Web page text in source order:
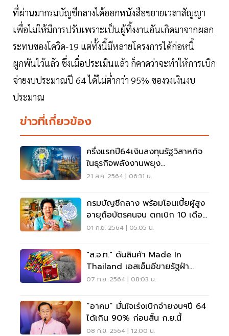
ที่ผ่านมากรมบัญชีกลางได้ออกหนังสือขยายเวลาสัญญา
เพื่อไม่ให้มีการปรับเพราะเป็นผู้ทิ้งงานอันเกิดมาจากผลก
ระทบของโควิด-19 แต่ทั้งนี้มีหลายโครงการได้ก่อหนี้
ผูกพันไว้แล้ว ซึ่งเมื่อประเมินแล้ว ก็คาดว่าจะทำให้การเบิก
จ่ายงบประมาณปี 64 ได้ไม่ต่ำกว่า 95% ของวงเงินงบ
ประมาณ
ข่าวที่เกี่ยวข้อง
ครึ่งแรกปี64เงินลงทุนรัฐวิสาหกิจ
ในธุรกิจพลังงานพยุง
เศรษฐกิจ1แสนล้าน
21 ส.ค. 2564 | 06:31 น.
กรมบัญชีกลาง พร้อมโอนเบี้ยผู้สูง
อายุถือบัตรคนจน ตกเบิก 10 เดือน
3 ก.ย.นี้
01 ก.ย. 2564 | 05:05 น.
"ส.อ.ท." ดันสินค้า Made In
Thailand เอสเอ็มอีขายรัฐฝ่า
วิกฤตโควิดทั้งปีแสนล.
07 ก.ย. 2564 | 08:03 น.
“อาคม” มั่นใจเร่งเบิกจ่ายงบฯปี 64
ได้เกิน 90% ก่อนสิ้น ก.ย.นี้
08 ก.ย. 2564 | 12:00 น.